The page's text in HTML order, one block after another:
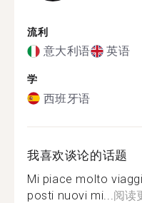
流利
意大利语 英语
学
西班牙语
我喜欢谈论的话题
Mi piace molto
posti nuovi mi... 阅读